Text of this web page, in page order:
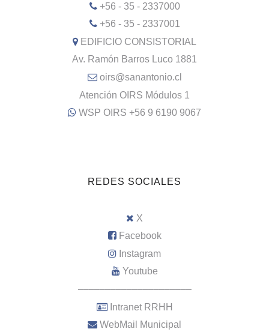
+56 - 35 - 2337000
+56 - 35 - 2337001
EDIFICIO CONSISTORIAL
Av. Ramón Barros Luco 1881
oirs@sanantonio.cl
Atención OIRS Módulos 1
WSP OIRS +56 9 6190 9067
REDES SOCIALES
X
Facebook
Instagram
Youtube
–––––––––––––––––––––
Intranet RRHH
WebMail Municipal